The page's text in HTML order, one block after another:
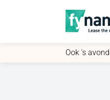
Ook 's
Ook 's